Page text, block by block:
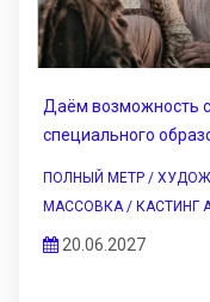
Даём возможность
специального
ПОЛНЫЙ МЕТР /
МАССОВКА / КАСТИНГ
20.06.2027